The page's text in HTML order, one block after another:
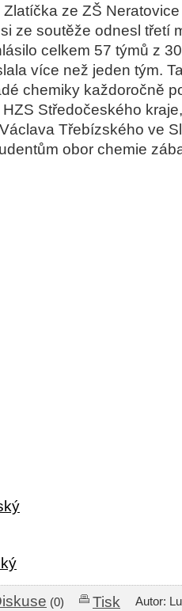
ze ZŠ
ze soutěže odnesl třetí
celkem 57 týmů z
více než jeden tým.
chemiky každoročně
Středočeského
Třebízského ve
obor chemie
(0) Tisk
Autor: